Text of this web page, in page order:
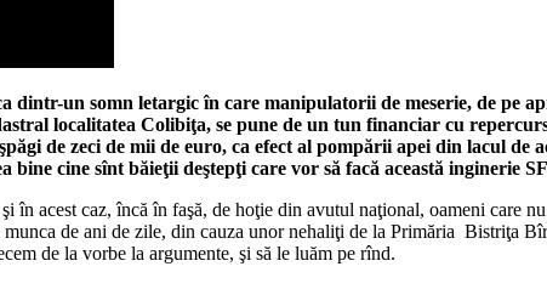
dintr-un somn letargic în care manipulatorii de meserie, de pe
localitatea Colibiţa, se pune de un tun financiar cu
de zeci de mii de euro, ca efect al pompării apei din lacul
bine cine sînt băieţii deştepţi care vor să facă această inginerie
în acest caz, încă în faşă, de hoţie din avutul naţional, oameni care
munca de ani de zile, din cauza unor nehaliţi de la Primăria Bistriţa
de la vorbe la argumente, şi să le luăm pe rînd.